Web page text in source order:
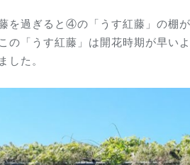
を過ぎると④の「うす紅藤」の棚
の「うす紅藤」は開花時期が早い
した。